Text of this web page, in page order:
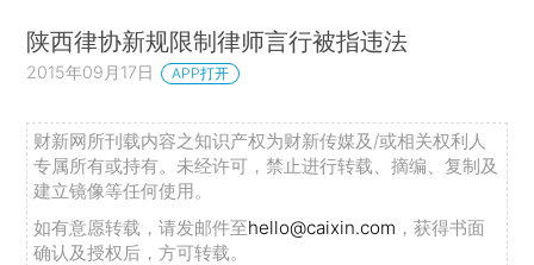
陕西律协新规限制律师言行被指违法
2015年09月17日 APP打开
财新网所刊载内容之知识产权为财新传媒及/或相关权利人
专属所有或持有。未经许可，禁止进行转载、摘编、复制及
建立镜像等任何使用。
如有意愿转载，请发邮件至hello@caixin.com ，获得书面
确认及授权后，方可转载。